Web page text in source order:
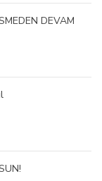
DEVAM